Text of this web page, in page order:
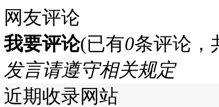
网友评论
我要评论(已有0条评论，
发言请遵守相关规定
近期收录网站